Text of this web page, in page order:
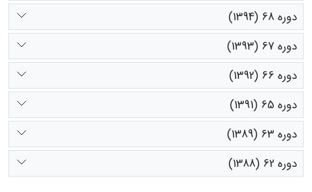
دوره 68 (1394)
دوره 67 (1393)
دوره 66 (1392)
دوره 65 (1391)
دوره 63 (1389)
دوره 62 (1388)